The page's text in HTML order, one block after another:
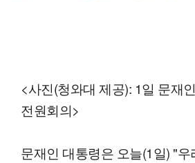
<사진(청와대 제공): 1일 문재
전원회의>
문재인 대통령은 오늘(1일) "